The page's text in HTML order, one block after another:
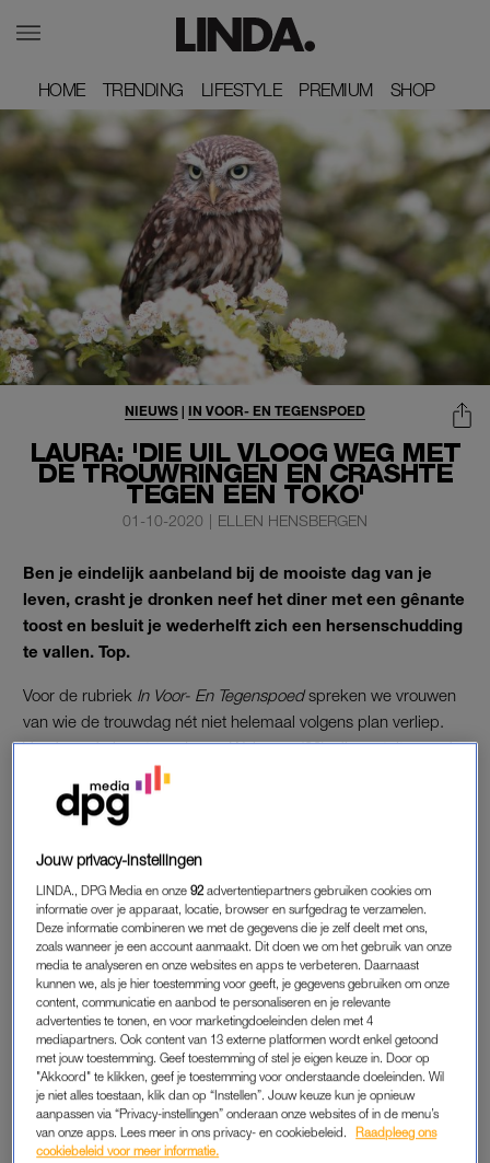
HOME
HOME TRENDING
TRENDING LIFESTYLE
LIFESTYLE PREMIUM
PREMIUM SHOP
SHOP
LAURA: 'DIE UIL VLOOG WEG MET
DE TROUWRINGEN EN CRASHTE
TEGEN EEN TOKO'
NIEUWS | IN VOOR- EN TEGENSPOED
01-10-2020 | ELLEN HENSBERGEN
Ben je eindelijk aanbeland bij de mooiste dag van je
leven, crasht je dronken neef het diner met een gênante
toost en besluit je wederhelft zich een hersenschudding
te vallen. Top.
Voor de rubriek In Voor- En Tegenspoedspreken we vrouwen
van wie de trouwdag nét niet helemaal volgens plan verliep.
Vandaag de beurt aan Laura Walraven (30), die vertelt over de
huwelijksdag van haar vriendin Esther.
Trouwdatum
VERRASSING
“De uil was Esthers idee, ze wilde Richard verrassen met iets
extra’s op hun trouwdag. Ze is vrij avontuurlijk ingesteld en
wilde de dag iets minder formeel maken. We zouden de
bruidsmeisjes ineens zo’n grote leren handschoen laten
brengen in plaats van de trouwringen. Alleen wij twee en de
fotograaf wisten er vanaf. De bruiloft vond plaats op het
stadhuis van Dordrecht, een mooi, statig gebouw. Het idee
met de uil paste daar helemaal bij.
Jouw privacy-instellingen
LINDA., DPG Media en onze92 advertentiepartners gebruiken cookies om
informatie over je apparaat, locatie, browser en surfgedrag te verzamelen.
Deze informatie combineren we met de gegevens die je zelf deelt met ons,
zoals wanneer je een account aanmaakt. Dit doen we om het gebruik van onze
media te analyseren en onze websites en apps te verbeteren. Daarnaast
kunnen we, als je hier toestemming voor geeft, je gegevens gebruiken om onze
content, communicatie en aanbod te personaliseren en je relevante
advertenties te tonen, en voor marketingdoeleinden delen met 4
mediapartners. Ook content van 13 externe platformen wordt enkel getoond
met jouw toestemming. Geef toestemming of stel je eigen keuze in. Door op
"Akkoord" te klikken, geef je toestemming voor onderstaande doeleinden. Wil
je niet alles toestaan, klik dan op “Instellen”. Jouw keuze kun je opnieuw
aanpassen via “Privacy-instellingen” onderaan onze websites of in de menu’s
van onze apps. Lees meer in ons privacy- en cookiebeleid.
Raadpleeg ons
cookiebeleid voor meer informatie.